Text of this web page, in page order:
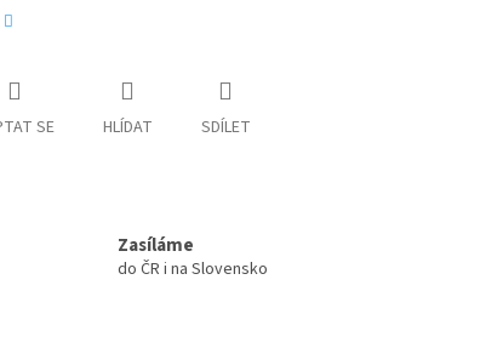
SE HLÍDAT SDÍLET
Zasíláme
do ČR i na Slovensko